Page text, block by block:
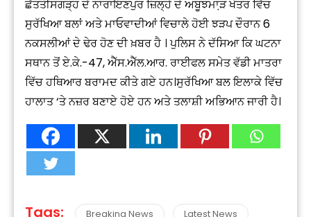
ਛੱਤਤੀਸਗੜ੍ਹ ਦੇ ਨਾਰਾਇਣਪੁਰ ਜ਼ਿਲ੍ਹੇ ਦੇ ਅਬੂਝਮਾ਼ੜ ਖੇਤਰ ਵਿੱਚ
ਸੁਰੱਖਿਆ ਬਲਾਂ ਅਤੇ ਮਾਓਵਾਦੀਆਂ ਵਿਚਾਲੇ ਹੋਈ ਝੜਪ ਦੌਰਾਨ 6
ਨਕਸਲੀਆਂ ਦੇ ਢੇਰ ਹੋਣ ਦੀ ਖ਼ਬਰ ਹੈ । ਪੁਲਿਸ ਨੇ ਦੱਸਿਆ ਕਿ ਘਟਨਾ
ਸਥਾਨ ਤੋਂ ਏ.ਕੇ.-47, ਐੱਸ.ਐੱਲ.ਆਰ. ਰਾਈਫਲ ਸਮੇਤ ਵੱਡੀ ਮਾਤਰਾ
ਵਿੱਚ ਹਥਿਆਰ ਬਰਾਮਦ ਕੀਤੇ ਗਏ ਹਨ।ਸੁਰੱਖਿਆ ਬਲ ਇਲਾਕੇ ਵਿੱਚ
ਹਾਲਾਤ ‘ਤੇ ਨਜ਼ਰ ਬਣਾਏ ਹੋਏ ਹਨ ਅਤੇ ਤਲਾਸ਼ੀ ਅਭਿਆਨ ਜਾਰੀ ਹੈ।
Tags: Breaking News
Latest News